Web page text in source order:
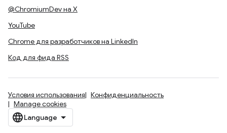
@ChromiumDev на X
YouTube
Chrome для разработчиков на LinkedIn
Код для фида RSS
Условия использования
Конфиденциальность
Manage cookies